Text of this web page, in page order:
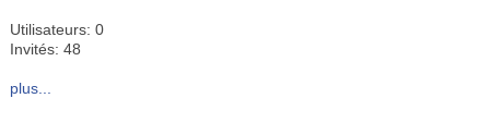
Utilisateurs: 0
Invités: 48
plus...